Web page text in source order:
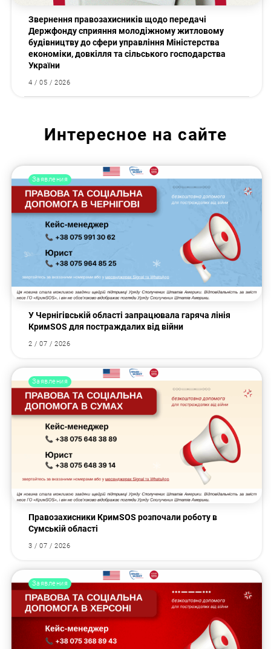
Звернення правозахисників щодо передачі
Держфонду сприяння молодіжному житловому
будівництву до сфери управління Міністерства
економіки, довкілля та сільського господарства
України
4 / 05 / 2026
Интересное на сайте
Заявления
У Чернігівській області запрацювала гаряча лінія
КримSOS для постраждалих від війни
2 / 07 / 2026
Заявления
Правозахисники КримSOS розпочали роботу в
Сумській області
3 / 07 / 2026
Заявления